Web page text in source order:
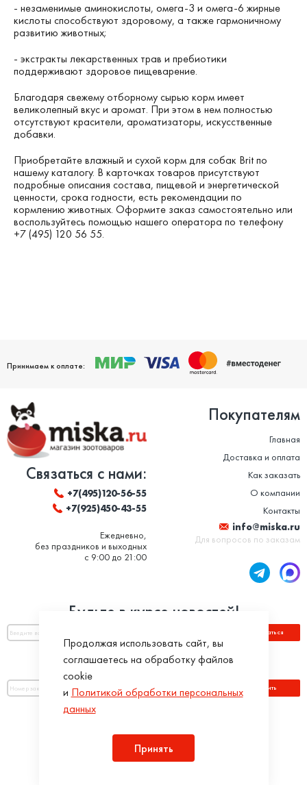
- незаменимые аминокислоты, омега-3 и омега-6 жирные
кислоты способствуют здоровому, а также гармоничному
развитию животных;
- экстракты лекарственных трав и пребиотики
поддерживают здоровое пищеварение.
Благодаря свежему отборному сырью корм имеет
великолепный вкус и аромат. При этом в нем полностью
отсутствуют красители, ароматизаторы, искусственные
добавки.
Приобретайте влажный и сухой корм для собак Brit по
нашему каталогу. В карточках товаров присутствуют
подробные описания состава, пищевой и энергетической
ценности, срока годности, есть рекомендации по
кормлению животных. Оформите заказ самостоятельно или
воспользуйтесь помощью нашего оператора по телефону
+7 (495) 120 56 55.
Принимаем к оплате:
Связаться с нами:
+7(495)120-56-55
+7(925)450-43-55
Ежедневно,
без праздников и выходных
с 9:00 до 21:00
Покупателям
Главная
Доставка и оплата
Как заказать
О компании
Контакты
info@miska.ru
Для вопросов по заказам
Будьте в курсе новостей!
Подписаться
Оплатить по номеру заказа:
Оплатить
Продолжая использовать сайт, вы
соглашаетесь на обработку файлов
cookie
и Политикой обработки персональных
данных
Принять